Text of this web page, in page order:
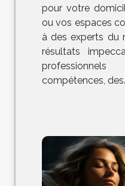
pour votre
ou vos espaces
à des experts du
résultats
compétences,